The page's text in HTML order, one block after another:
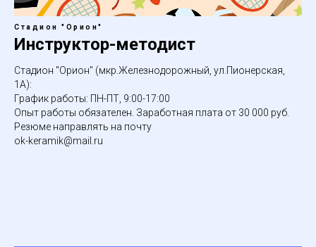
Стадион "Орион"
Инструктор-методист
Стадион "Орион" (мкр.Железнодорожный, ул.Пионерская,
1А):
График работы: ПН-ПТ, 9:00-17:00
Опыт работы обязателен. Заработная плата от 30 000 руб.
Резюме направлять на почту
ok-keramik@mail.ru